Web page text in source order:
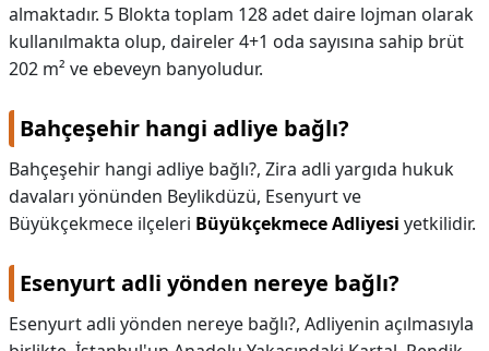
almaktadır. 5 Blokta toplam 128 adet daire lojman olarak
kullanılmakta olup, daireler 4+1 oda sayısına sahip brüt
202 m² ve ebeveyn banyoludur.
Bahçeşehir hangi adliye bağlı?
Bahçeşehir hangi adliye bağlı?, Zira adli yargıda hukuk
davaları yönünden Beylikdüzü, Esenyurt ve
Büyükçekmece ilçeleri Büyükçekmece Adliyesi yetkilidir.
Esenyurt adli yönden nereye bağlı?
Esenyurt adli yönden nereye bağlı?, Adliyenin açılmasıyla